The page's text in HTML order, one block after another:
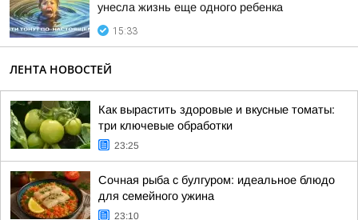
унесла жизнь еще одного ребенка
15:33
ЛЕНТА НОВОСТЕЙ
Как вырастить здоровые и вкусные томаты:
три ключевые обработки
23:25
Сочная рыба с булгуром: идеальное блюдо
для семейного ужина
23:10